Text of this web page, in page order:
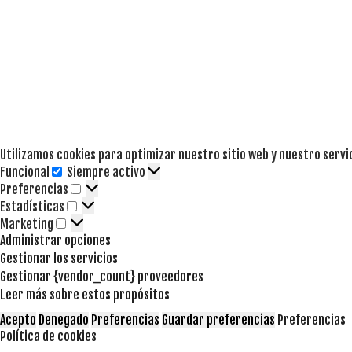
Utilizamos cookies para optimizar nuestro sitio web y nuestro
Funcional
Funcional
Siempre activo
Preferencias
Preferencias
Estadísticas Estadísticas
Marketing Marketing
Administrar opciones
Gestionar los servicios
Gestionar {vendor_count} proveedores
Leer más sobre estos propósitos
Acepto Denegado Preferencias Guardar preferencias Preferencias
Política de cookies